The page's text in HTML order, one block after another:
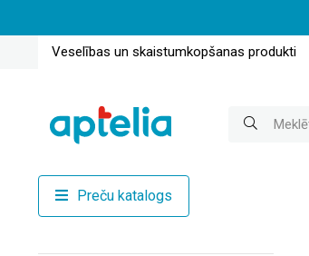
Veselības un skaistumkopšanas produkti
Preču katalogs